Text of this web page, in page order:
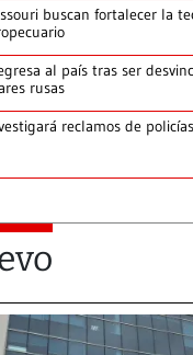
buscan fortalecer la
al país tras ser
rusas
reclamos de